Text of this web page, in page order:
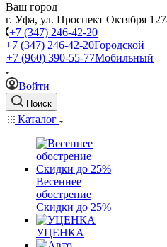
Ваш город
г. Уфа, ул. Проспект Октября 127
+7 (347) 246-42-20
+7 (347) 246-42-20Городской
+7 (960) 390-55-77Мобильный
Войти
Поиск
Каталог
Весеннее
обострение
Скидки до 25%
УЦЕНКА